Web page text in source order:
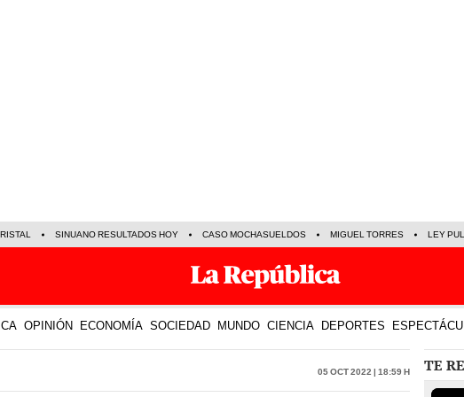
SINUANO RESULTADOS HOY CASO MOCHASUELDOS MIGUEL TORRES LEY
OPINIÓN ECONOMÍA SOCIEDAD MUNDO CIENCIA DEPORTES
05 Oct 2022 | 18:59 h TE